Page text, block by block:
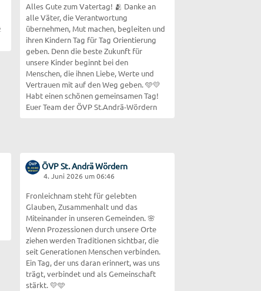
Alles Gute zum Vatertag! 🫂 Danke an
alle Väter, die Verantwortung
übernehmen, Mut machen, begleiten und
ihren Kindern Tag für Tag Orientierung
geben. Denn die beste Zukunft für
unsere Kinder beginnt bei den
Menschen, die ihnen Liebe, Werte und
Vertrauen mit auf den Weg geben. 🩵💛
Habt einen schönen gemeinsamen Tag!
Euer Team der ÖVP St.Andrä-Wördern
ÖVP St. Andrä Wördern
4. Juni 2026 um 06:46
Fronleichnam steht für gelebten
Glauben, Zusammenhalt und das
Miteinander in unseren Gemeinden. 🌸
Wenn Prozessionen durch unsere Orte
ziehen werden Traditionen sichtbar, die
seit Generationen Menschen verbinden.
Ein Tag, der uns daran erinnert, was uns
trägt, verbindet und als Gemeinschaft
stärkt. 💛🩵